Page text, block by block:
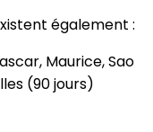
également :
Maurice, Sao
(90 jours)